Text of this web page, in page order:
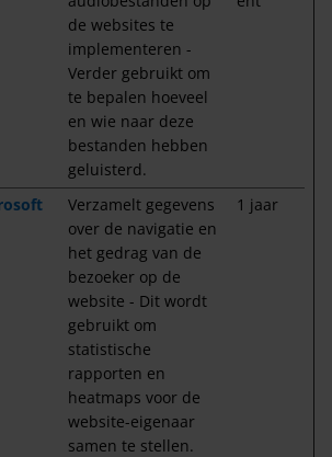
de websites te
implementeren -
Verder gebruikt om
te bepalen hoeveel
en wie naar deze
bestanden hebben
geluisterd.
Verzamelt gegevens
over de navigatie en
het gedrag van de
bezoeker op de
website - Dit wordt
gebruikt om
statistische
rapporten en
heatmaps voor de
website-eigenaar
samen te stellen.
1 jaar